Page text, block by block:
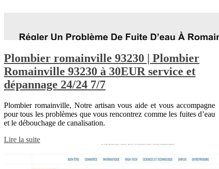
Plombier romainville 93230 | Plombier
Romainville 93230 à 30EUR service et
dépannage 24/24 7/7
Plombier romainville, Notre artisan vous aide et vous accompagne
pour tous les problèmes que vous rencontrez comme les fuites d’eau
et le débouchage de canalisation.
Lire la suite